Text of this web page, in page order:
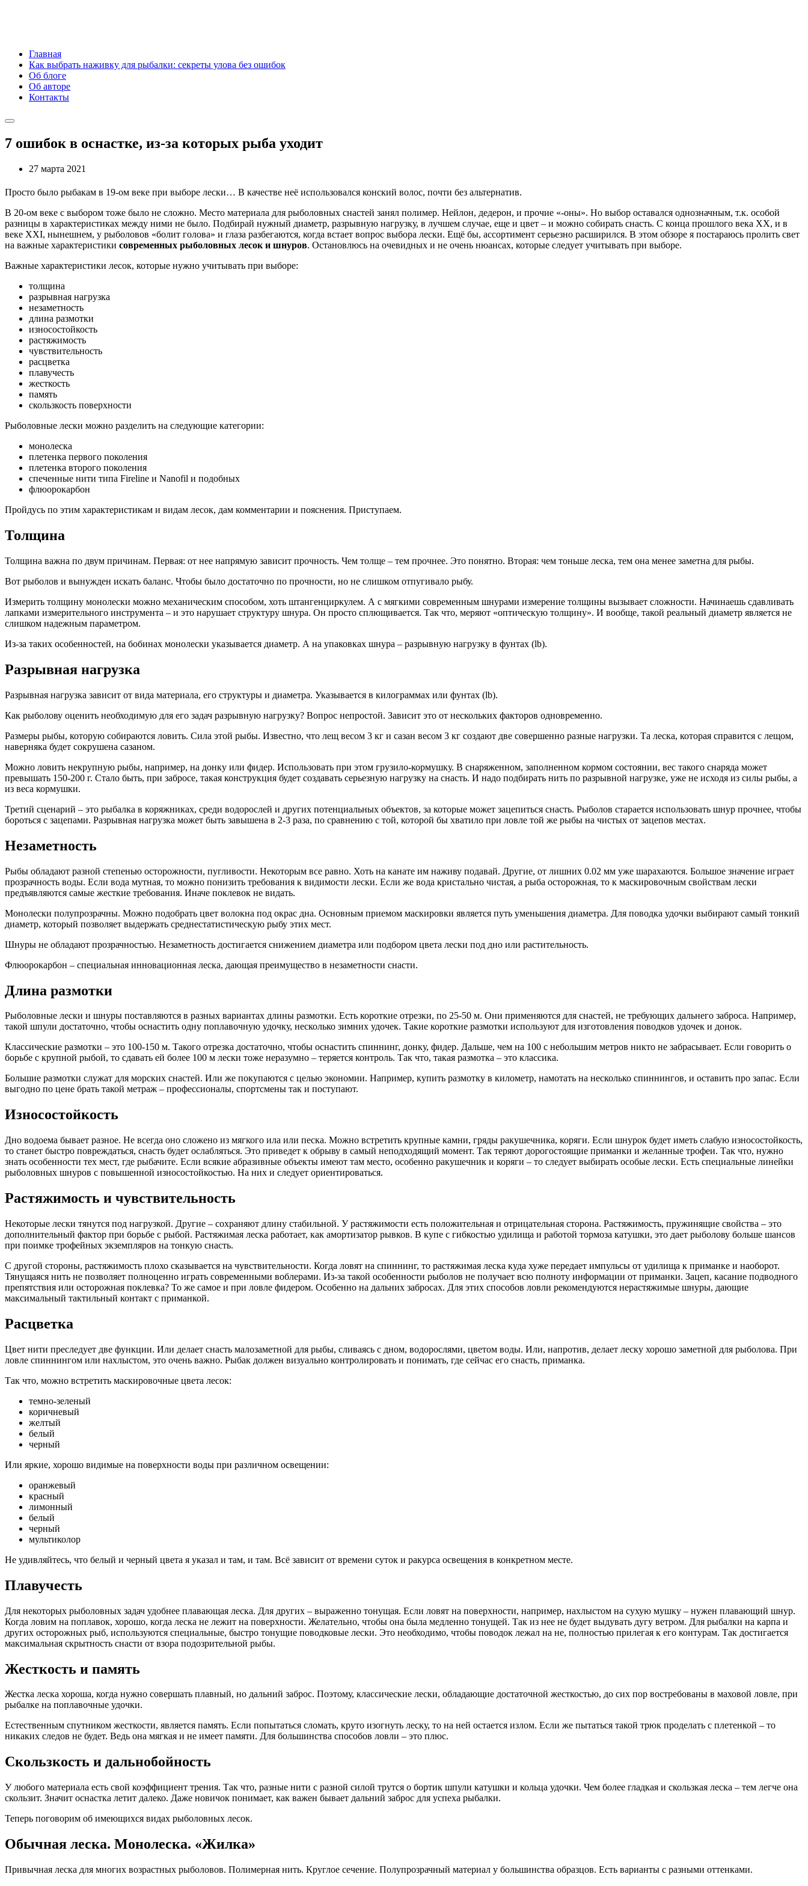
Главная
Как выбрать наживку для рыбалки: секреты улова без ошибок
Об блоге
Об авторе
Контакты
7 ошибок в оснастке, из-за которых рыба уходит
27 марта 2021
Просто было рыбакам в 19-ом веке при выборе лески… В качестве неё использовался конский волос, почти без альтернатив.
В 20-ом веке с выбором тоже было не сложно. Место материала для рыболовных снастей занял полимер. Нейлон, дедерон, и прочие «-оны». Но выбор оставался однозначным, т.к. особой
разницы в характеристиках между ними не было. Подбирай нужный диаметр, разрывную нагрузку, в лучшем случае, еще и цвет – и можно собирать снасть. С конца прошлого века ХХ, и в
веке XXI, нынешнем, у рыболовов «болит голова» и глаза разбегаются, когда встает вопрос выбора лески. Ещё бы, ассортимент серьезно расширился. В этом обзоре я постараюсь пролить свет
на важные характеристики современных рыболовных лесок и шнуров. Остановлюсь на очевидных и не очень нюансах, которые следует учитывать при выборе.
Важные характеристики лесок, которые нужно учитывать при выборе:
толщина
разрывная нагрузка
незаметность
длина размотки
износостойкость
растяжимость
чувствительность
расцветка
плавучесть
жесткость
память
скользкость поверхности
Рыболовные лески можно разделить на следующие категории:
монолеска
плетенка первого поколения
плетенка второго поколения
спеченные нити типа Fireline и Nanofil и подобных
флюорокарбон
Пройдусь по этим характеристикам и видам лесок, дам комментарии и пояснения. Приступаем.
Толщина
Толщина важна по двум причинам. Первая: от нее напрямую зависит прочность. Чем толще – тем прочнее. Это понятно. Вторая: чем тоньше леска, тем она менее заметна для рыбы.
Вот рыболов и вынужден искать баланс. Чтобы было достаточно по прочности, но не слишком отпугивало рыбу.
Измерить толщину монолески можно механическим способом, хоть штангенциркулем. А с мягкими современным шнурами измерение толщины вызывает сложности. Начинаешь сдавливать
лапками измерительного инструмента – и это нарушает структуру шнура. Он просто сплющивается. Так что, меряют «оптическую толщину». И вообще, такой реальный диаметр является не
слишком надежным параметром.
Из-за таких особенностей, на бобинах монолески указывается диаметр. А на упаковках шнура – разрывную нагрузку в фунтах (lb).
Разрывная нагрузка
Разрывная нагрузка зависит от вида материала, его структуры и диаметра. Указывается в килограммах или фунтах (lb).
Как рыболову оценить необходимую для его задач разрывную нагрузку? Вопрос непростой. Зависит это от нескольких факторов одновременно.
Размеры рыбы, которую собираются ловить. Сила этой рыбы. Известно, что лещ весом 3 кг и сазан весом 3 кг создают две совершенно разные нагрузки. Та леска, которая справится с лещом,
наверняка будет сокрушена сазаном.
Можно ловить некрупную рыбы, например, на донку или фидер. Использовать при этом грузило-кормушку. В снаряженном, заполненном кормом состоянии, вес такого снаряда может
превышать 150-200 г. Стало быть, при забросе, такая конструкция будет создавать серьезную нагрузку на снасть. И надо подбирать нить по разрывной нагрузке, уже не исходя из силы рыбы, а
из веса кормушки.
Третий сценарий – это рыбалка в коряжниках, среди водорослей и других потенциальных объектов, за которые может зацепиться снасть. Рыболов старается использовать шнур прочнее, чтобы
бороться с зацепами. Разрывная нагрузка может быть завышена в 2-3 раза, по сравнению с той, которой бы хватило при ловле той же рыбы на чистых от зацепов местах.
Незаметность
Рыбы обладают разной степенью осторожности, пугливости. Некоторым все равно. Хоть на канате им наживу подавай. Другие, от лишних 0.02 мм уже шарахаются. Большое значение играет
прозрачность воды. Если вода мутная, то можно понизить требования к видимости лески. Если же вода кристально чистая, а рыба осторожная, то к маскировочным свойствам лески
предъявляются самые жесткие требования. Иначе поклевок не видать.
Монолески полупрозрачны. Можно подобрать цвет волокна под окрас дна. Основным приемом маскировки является путь уменьшения диаметра. Для поводка удочки выбирают самый тонкий
диаметр, который позволяет выдержать среднестатистическую рыбу этих мест.
Шнуры не обладают прозрачностью. Незаметность достигается снижением диаметра или подбором цвета лески под дно или растительность.
Флюорокарбон – специальная инновационная леска, дающая преимущество в незаметности снасти.
Длина размотки
Рыболовные лески и шнуры поставляются в разных вариантах длины размотки. Есть короткие отрезки, по 25-50 м. Они применяются для снастей, не требующих дальнего заброса. Например,
такой шпули достаточно, чтобы оснастить одну поплавочную удочку, несколько зимних удочек. Такие короткие размотки используют для изготовления поводков удочек и донок.
Классические размотки – это 100-150 м. Такого отрезка достаточно, чтобы оснастить спиннинг, донку, фидер. Дальше, чем на 100 с небольшим метров никто не забрасывает. Если говорить о
борьбе с крупной рыбой, то сдавать ей более 100 м лески тоже неразумно – теряется контроль. Так что, такая размотка – это классика.
Большие размотки служат для морских снастей. Или же покупаются с целью экономии. Например, купить размотку в километр, намотать на несколько спиннингов, и оставить про запас. Если
выгодно по цене брать такой метраж – профессионалы, спортсмены так и поступают.
Износостойкость
Дно водоема бывает разное. Не всегда оно сложено из мягкого ила или песка. Можно встретить крупные камни, гряды ракушечника, коряги. Если шнурок будет иметь слабую износостойкость,
то станет быстро повреждаться, снасть будет ослабляться. Это приведет к обрыву в самый неподходящий момент. Так теряют дорогостоящие приманки и желанные трофеи. Так что, нужно
знать особенности тех мест, где рыбачите. Если всякие абразивные объекты имеют там место, особенно ракушечник и коряги – то следует выбирать особые лески. Есть специальные линейки
рыболовных шнуров с повышенной износостойкостью. На них и следует ориентироваться.
Растяжимость и чувствительность
Некоторые лески тянутся под нагрузкой. Другие – сохраняют длину стабильной. У растяжимости есть положительная и отрицательная сторона. Растяжимость, пружинящие свойства – это
дополнительный фактор при борьбе с рыбой. Растяжимая леска работает, как амортизатор рывков. В купе с гибкостью удилища и работой тормоза катушки, это дает рыболову больше шансов
при поимке трофейных экземпляров на тонкую снасть.
С другой стороны, растяжимость плохо сказывается на чувствительности. Когда ловят на спиннинг, то растяжимая леска куда хуже передает импульсы от удилища к приманке и наоборот.
Тянущаяся нить не позволяет полноценно играть современными воблерами. Из-за такой особенности рыболов не получает всю полноту информации от приманки. Зацеп, касание подводного
препятствия или осторожная поклевка? То же самое и при ловле фидером. Особенно на дальних забросах. Для этих способов ловли рекомендуются нерастяжимые шнуры, дающие
максимальный тактильный контакт с приманкой.
Расцветка
Цвет нити преследует две функции. Или делает снасть малозаметной для рыбы, сливаясь с дном, водорослями, цветом воды. Или, напротив, делает леску хорошо заметной для рыболова. При
ловле спиннингом или нахлыстом, это очень важно. Рыбак должен визуально контролировать и понимать, где сейчас его снасть, приманка.
Так что, можно встретить маскировочные цвета лесок:
темно-зеленый
коричневый
желтый
белый
черный
Или яркие, хорошо видимые на поверхности воды при различном освещении:
оранжевый
красный
лимонный
белый
черный
мультиколор
Не удивляйтесь, что белый и черный цвета я указал и там, и там. Всё зависит от времени суток и ракурса освещения в конкретном месте.
Плавучесть
Для некоторых рыболовных задач удобнее плавающая леска. Для других – выраженно тонущая. Если ловят на поверхности, например, нахлыстом на сухую мушку – нужен плавающий шнур.
Когда ловим на поплавок, хорошо, когда леска не лежит на поверхности. Желательно, чтобы она была медленно тонущей. Так из нее не будет выдувать дугу ветром. Для рыбалки на карпа и
других осторожных рыб, используются специальные, быстро тонущие поводковые лески. Это необходимо, чтобы поводок лежал на не, полностью прилегая к его контурам. Так достигается
максимальная скрытность снасти от взора подозрительной рыбы.
Жесткость и память
Жестка леска хороша, когда нужно совершать плавный, но дальний заброс. Поэтому, классические лески, обладающие достаточной жесткостью, до сих пор востребованы в маховой ловле, при
рыбалке на поплавочные удочки.
Естественным спутником жесткости, является память. Если попытаться сломать, круто изогнуть леску, то на ней остается излом. Если же пытаться такой трюк проделать с плетенкой – то
никаких следов не будет. Ведь она мягкая и не имеет памяти. Для большинства способов ловли – это плюс.
Скользкость и дальнобойность
У любого материала есть свой коэффициент трения. Так что, разные нити с разной силой трутся о бортик шпули катушки и кольца удочки. Чем более гладкая и скользкая леска – тем легче она
скользит. Значит оснастка летит далеко. Даже новичок понимает, как важен бывает дальний заброс для успеха рыбалки.
Теперь поговорим об имеющихся видах рыболовных лесок.
Обычная леска. Монолеска. «Жилка»
Привычная леска для многих возрастных рыболовов. Полимерная нить. Круглое сечение. Полупрозрачный материал у большинства образцов. Есть варианты с разными оттенками.